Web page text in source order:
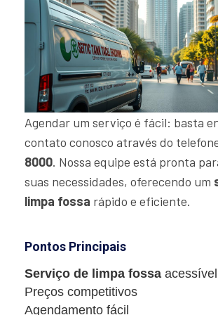
Agendar um serviço é fácil: basta
contato conosco através do
8000. Nossa equipe está pronta
suas necessidades, oferecendo um
limpa fossa rápido e eficiente.
Pontos Principais
Serviço de limpa fossa acessível
Preços competitivos
Agendamento fácil